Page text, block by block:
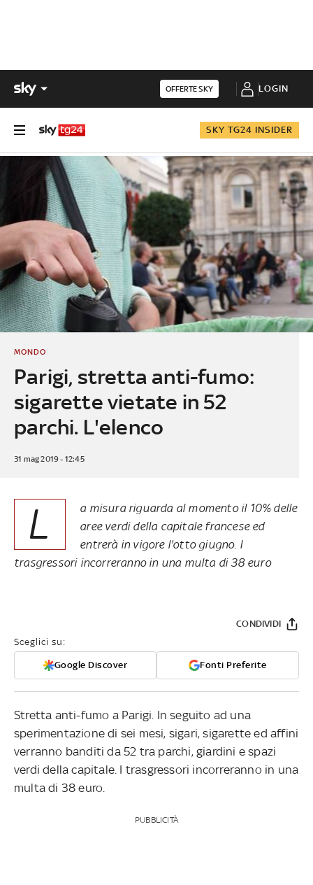
OFFERTE SKY LOGIN
SKY TG24 INSIDER
Parigi, stretta anti-fumo:
sigarette vietate in 52
parchi. L'elenco
MONDO
31 mag 2019 - 12:45
L
a misura riguarda al momento il 10% delle
aree verdi della capitale francese ed
entrerà in vigore l'otto giugno. I
trasgressori incorreranno in una multa di 38 euro
Sceglici su:
Google Discover Fonti Preferite
CONDIVIDI
Stretta anti-fumo a Parigi. In seguito ad una
sperimentazione di sei mesi, sigari, sigarette ed affini
verranno banditi da 52 tra parchi, giardini e spazi
verdi della capitale. I trasgressori incorreranno in una
multa di 38 euro.
PUBBLICITÀ